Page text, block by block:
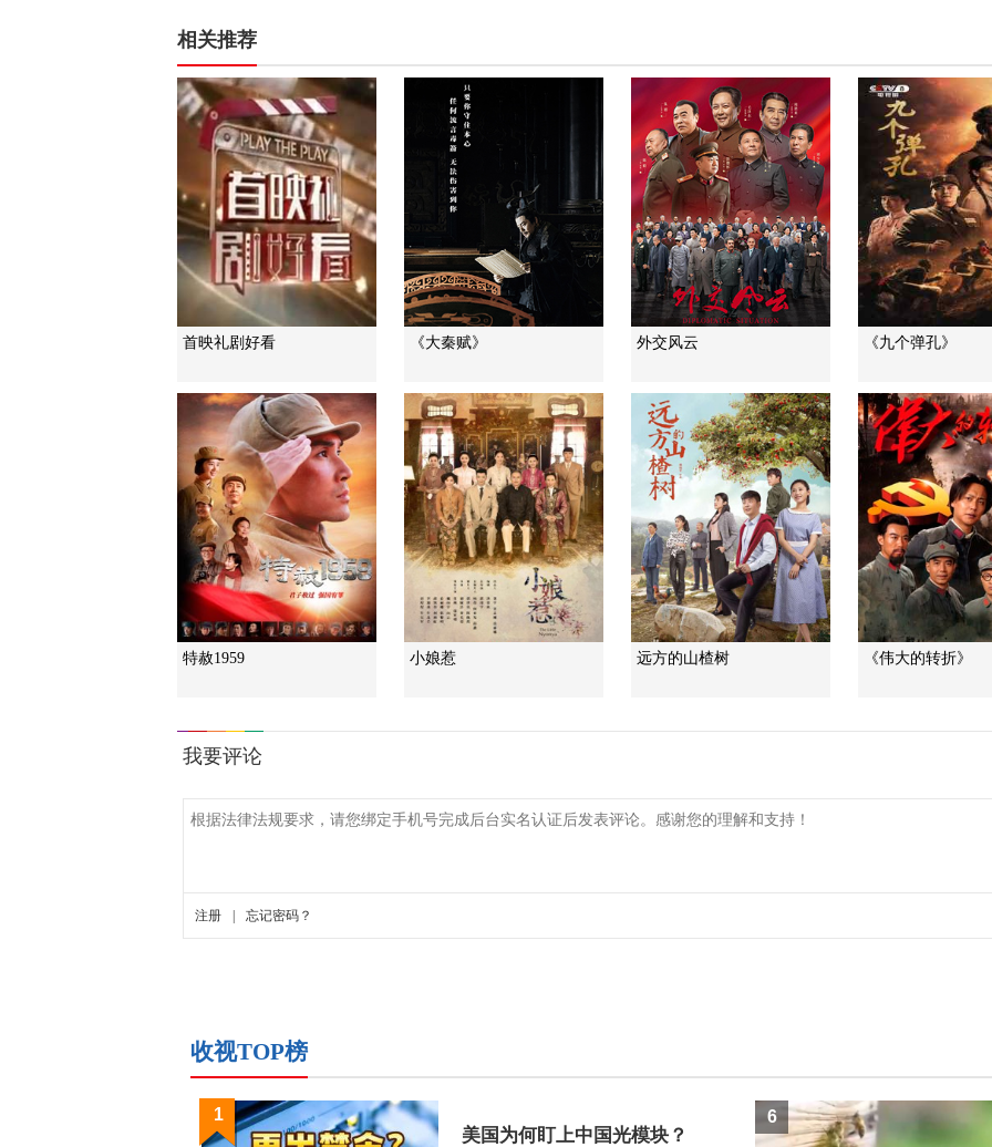
相关推荐
首映礼剧好看 《大秦赋》 外交风云 《九个弹孔》
特赦1959 小娘惹 远方的山楂树 《伟大的转折》
收视TOP榜
美国为何盯上中国光模块？
1 6